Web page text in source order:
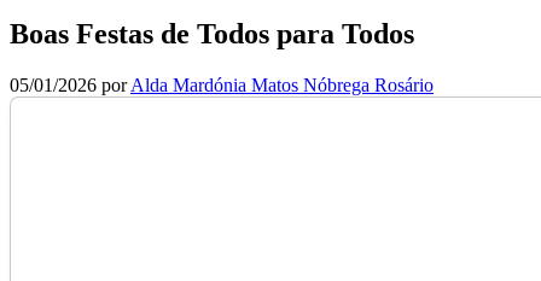
Boas Festas de Todos para Todos
05/01/2026 porAlda Mardónia Matos Nóbrega Rosário